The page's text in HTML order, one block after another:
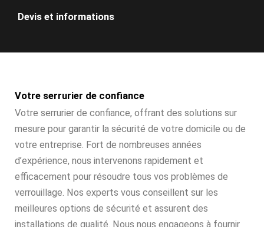
Devis et informations
Votre serrurier de confiance
Votre serrurier de confiance, offrant des solutions sur
mesure pour garantir la sécurité de votre domicile ou de
votre entreprise. Fort de nombreuses années
d’expérience, nous intervenons rapidement et
efficacement pour résoudre tous vos problèmes de
verrouillage. Nos experts vous conseillent sur les
meilleures options de sécurité et assurent des
installations de qualité. Nous nous engageons à fournir